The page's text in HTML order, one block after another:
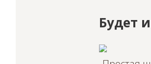
Будет